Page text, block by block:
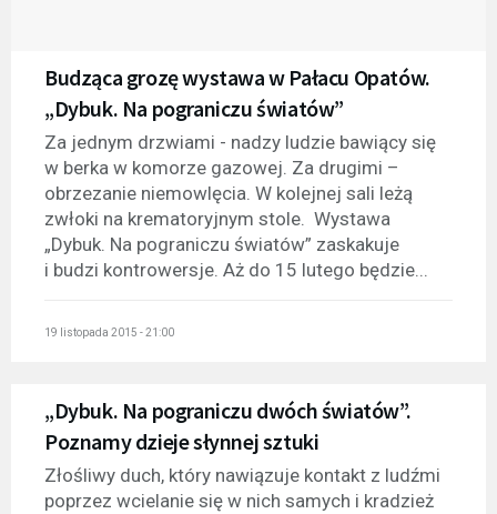
Budząca grozę wystawa w Pałacu Opatów.
„Dybuk. Na pograniczu światów”
Za jednym drzwiami - nadzy ludzie bawiący się
w berka w komorze gazowej. Za drugimi –
obrzezanie niemowlęcia. W kolejnej sali leżą
zwłoki na krematoryjnym stole. Wystawa
„Dybuk. Na pograniczu światów” zaskakuje
i budzi kontrowersje. Aż do 15 lutego będzie...
19 listopada 2015 - 21:00
„Dybuk. Na pograniczu dwóch światów”.
Poznamy dzieje słynnej sztuki
Złośliwy duch, który nawiązuje kontakt z ludźmi
poprzez wcielanie się w nich samych i kradzież